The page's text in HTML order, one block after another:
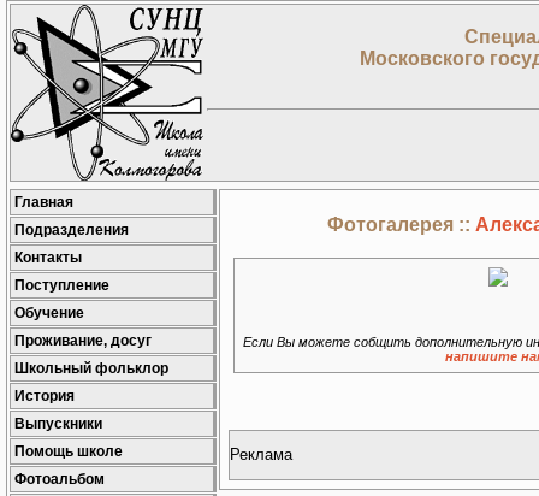
Московского
Главная
Подразделения
Контакты
Поступление
Обучение
Проживание, досуг
Школьный фольклор
История
Выпускники
Помощь школе
Фотоальбом
Фотогалерея ::
Если Вы можете собщить дополнительную
напишите
Реклама